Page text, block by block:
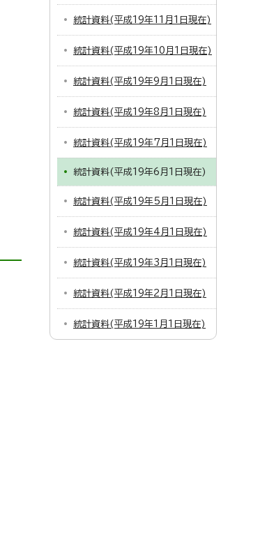
統計資料(平成19年11月1日現在)
統計資料(平成19年10月1日現在)
統計資料(平成19年9月1日現在)
統計資料(平成19年8月1日現在)
統計資料(平成19年7月1日現在)
統計資料(平成19年6月1日現在)
統計資料(平成19年5月1日現在)
統計資料(平成19年4月1日現在)
統計資料(平成19年3月1日現在)
統計資料(平成19年2月1日現在)
統計資料(平成19年1月1日現在)